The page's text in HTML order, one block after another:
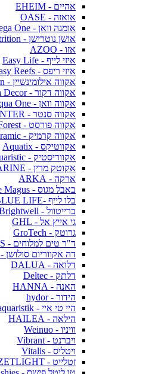
אהיים - EHEIM
אואזה - OASE
אומגה וואן - Omega One
אושן נוטרישן - Ocean Nutrition
אזו - AZOO
איזי לייף - Easy Life
איזי ריפס - Easy Reefs
אקווה אילומינשיין - AI Aqua Illumination
אקווה דקור - Aqua Decor
אקווה וואן - Aqua One
אקווה סנטר - AQUA CENTER
אקווה פורסט - Aqua Forest
אקווה קרמיק - Aqua Ceramic
אקווטיקס - Aquatix
אקווריסטיק - Aquaristic
אקוטק מרין - ECOTECH MARINE
ארקה - ARKA
באבל מגוס - Bubble Magus
בלו לייף -BLUE LIFE
ברייטוול - Brightwell
גי אייץ אל - GHL
גרוטק - GroTech
ד"ר טים למלוחים - DR. TIM'S
דה אקווריום סולושן - The Aquarium Solution
דלואה - DALUA
דלתק - Deltec
האנה - HANNA
הידור - hydor
היי טי איי - ATI aquaristik
הילאה - HAILEA
וויניו - Weinuo
ויברנט - Vibrant
ויטליס - Vitalis
זטלייט - ZETLIGHT